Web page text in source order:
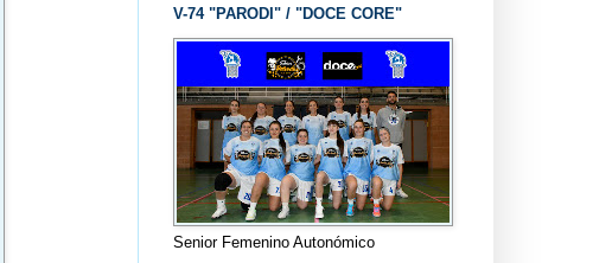
V-74 "PARODI" / "DOCE CORE"
Senior Femenino Autonómico